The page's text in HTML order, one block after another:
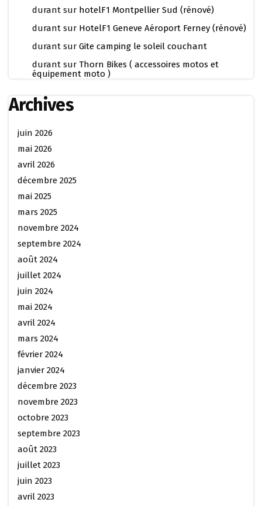
durant sur hotelF1 Montpellier Sud (rénové)
durant sur HotelF1 Geneve Aéroport Ferney (rénové)
durant sur Gite camping le soleil couchant
durant sur Thorn Bikes ( accessoires motos et
équipement moto )
Archives
juin 2026
mai 2026
avril 2026
décembre 2025
mai 2025
mars 2025
novembre 2024
septembre 2024
août 2024
juillet 2024
juin 2024
mai 2024
avril 2024
mars 2024
février 2024
janvier 2024
décembre 2023
novembre 2023
octobre 2023
septembre 2023
août 2023
juillet 2023
juin 2023
avril 2023